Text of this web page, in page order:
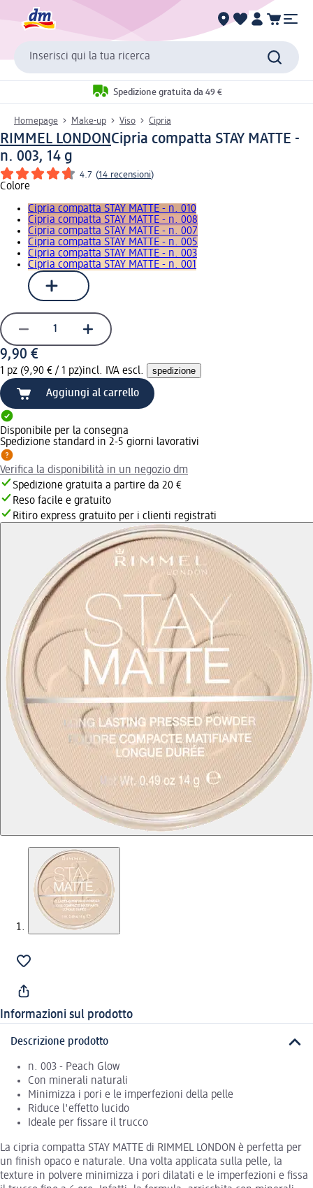
Inserisci qui la tua ricerca
Spedizione gratuita da 49 €
Homepage Make-up Viso Cipria
RIMMEL LONDONCipria compatta STAY MATTE -
n. 003, 14 g
4.7 (14 recensioni)
Colore
Cipria compatta STAY MATTE - n. 010
Cipria compatta STAY MATTE - n. 008
Cipria compatta STAY MATTE - n. 007
Cipria compatta STAY MATTE - n. 005
Cipria compatta STAY MATTE - n. 003
Cipria compatta STAY MATTE - n. 001
9,90 €
1 pz (9,90 € / 1 pz)incl. IVA escl. spedizione
Aggiungi al carrello
Disponibile per la consegna
Spedizione standard in 2-5 giorni lavorativi
Verifica la disponibilità in un negozio dm
Spedizione gratuita a partire da 20 €
Reso facile e gratuito
Ritiro express gratuito per i clienti registrati
Informazioni sul prodotto
Descrizione prodotto
n. 003 - Peach Glow
Con minerali naturali
Minimizza i pori e le imperfezioni della pelle
Riduce l'effetto lucido
Ideale per fissare il trucco
La cipria compatta STAY MATTE di RIMMEL LONDON è perfetta per
un finish opaco e naturale. Una volta applicata sulla pelle, la
texture in polvere minimizza i pori dilatati e le imperfezioni e fissa